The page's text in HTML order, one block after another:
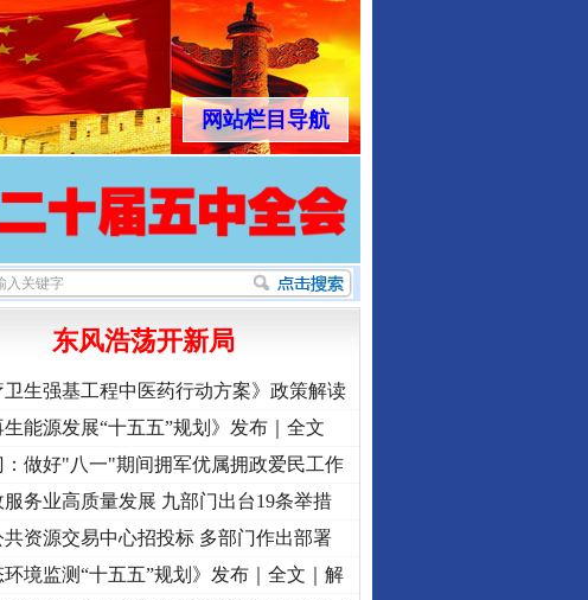
网站栏目导航
东风浩荡开新局
卫生强基工程中医药行动方案》政策解读
生能源发展“十五五”规划》发布｜全文
：做好"八一"期间拥军优属拥政爱民工作
服务业高质量发展 九部门出台19条举措
共资源交易中心招投标 多部门作出部署
环境监测“十五五”规划》发布｜全文｜解